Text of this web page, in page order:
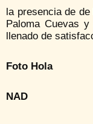
la presencia de
Paloma Cuevas
llenado de
Foto Hola
NAD